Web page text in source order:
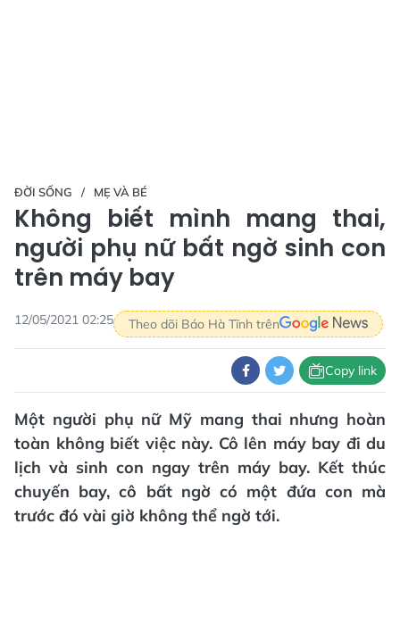
ĐỜI SỐNG MẸ VÀ BÉ
Không biết mình mang thai,
người phụ nữ bất ngờ sinh con
trên máy bay
12/05/2021 02:25 Theo dõi Báo Hà Tĩnh trên
Copy link
Một người phụ nữ Mỹ mang thai nhưng hoàn
toàn không biết việc này. Cô lên máy bay đi du
lịch và sinh con ngay trên máy bay. Kết thúc
chuyến bay, cô bất ngờ có một đứa con mà
trước đó vài giờ không thể ngờ tới.